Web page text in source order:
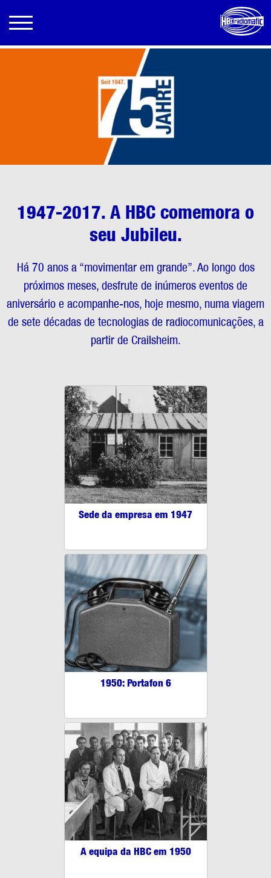
1947-2017. A HBC comemora o
seu Jubileu.
Há 70 anos a “movimentar em grande”. Ao longo dos
próximos meses, desfrute de inúmeros eventos de
aniversário e acompanhe-nos, hoje mesmo, numa viagem
de sete décadas de tecnologias de radiocomunicações, a
partir de Crailsheim.
Sede da empresa em 1947
1950: Portafon 6
A equipa da HBC em 1950